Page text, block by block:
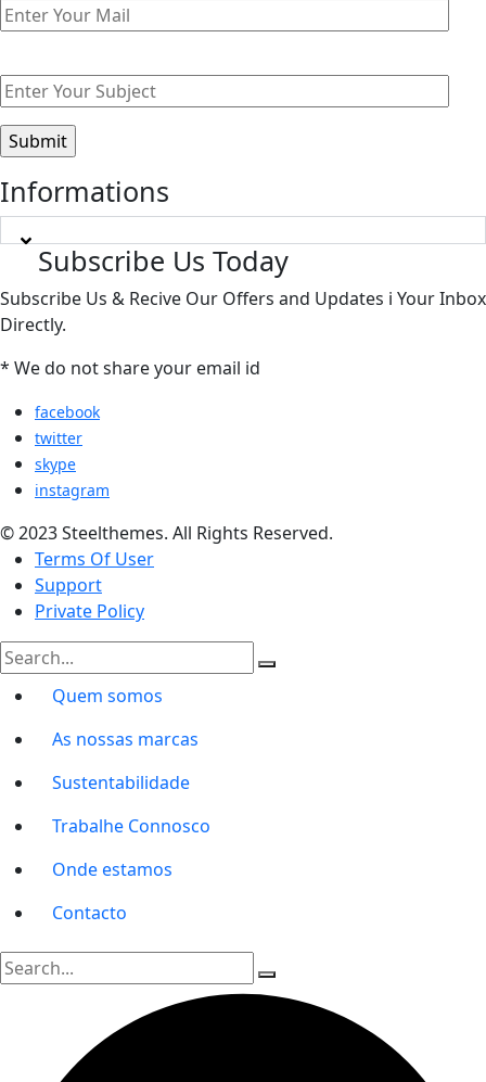
Informations
Subscribe Us Today
Subscribe Us & Recive Our Offers and Updates i Your Inbox
Directly.
* We do not share your email id
facebook
twitter
skype
instagram
© 2023 Steelthemes. All Rights Reserved.
Terms Of User
Support
Private Policy
Quem somos
As nossas marcas
Sustentabilidade
Trabalhe Connosco
Onde estamos
Contacto